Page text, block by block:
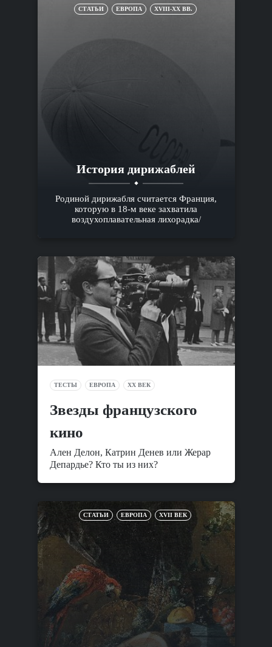
СТАТЬИ ЕВРОПА XVIII-XX ВВ.
История дирижаблей
Родиной дирижабля считается Франция,
которую в 18-м веке захватила
воздухоплавательная лихорадка/
ТЕСТЫ ЕВРОПА XX ВЕК
Звезды французского
кино
Ален Делон, Катрин Денев или Жерар
Депардье? Кто ты из них?
СТАТЬИ ЕВРОПА XVII ВЕК